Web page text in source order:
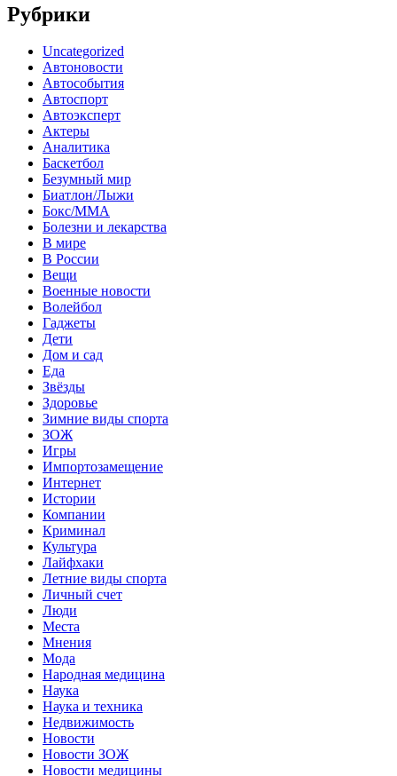
Рубрики
Uncategorized
Автоновости
Автособытия
Автоспорт
Автоэксперт
Актеры
Аналитика
Баскетбол
Безумный мир
Биатлон/Лыжи
Бокс/MMA
Болезни и лекарства
В мире
В России
Вещи
Военные новости
Волейбол
Гаджеты
Дети
Дом и сад
Еда
Звёзды
Здоровье
Зимние виды спорта
ЗОЖ
Игры
Импортозамещение
Интернет
Истории
Компании
Криминал
Культура
Лайфхаки
Летние виды спорта
Личный счет
Люди
Места
Мнения
Мода
Народная медицина
Наука
Наука и техника
Недвижимость
Новости
Новости ЗОЖ
Новости медицины